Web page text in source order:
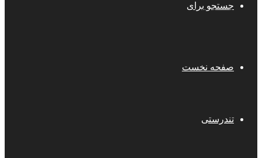
جستجو برای
صفحه نخست
تندرستی